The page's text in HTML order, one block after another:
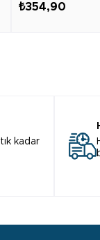
₺354,90
kadar